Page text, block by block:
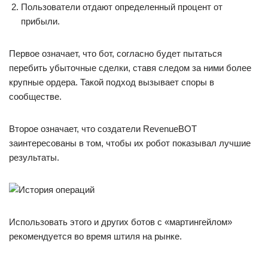
Пользователи отдают определенный процент от
прибыли.
Первое означает, что бот, согласно будет пытаться
перебить убыточные сделки, ставя следом за ними более
крупные ордера. Такой подход вызывает споры в
сообществе.
Второе означает, что создатели RevenueBOT
заинтересованы в том, чтобы их робот показывал лучшие
результаты.
Использовать этого и других ботов с «мартингейлом»
рекомендуется во время штиля на рынке.